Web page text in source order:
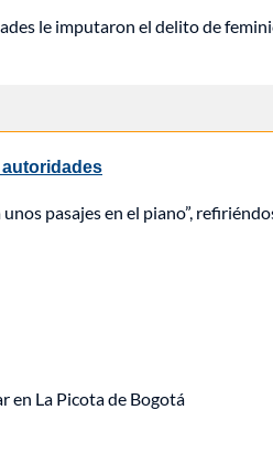
le imputaron el delito de
autoridades
pasajes en el piano”,
en La Picota de Bogotá